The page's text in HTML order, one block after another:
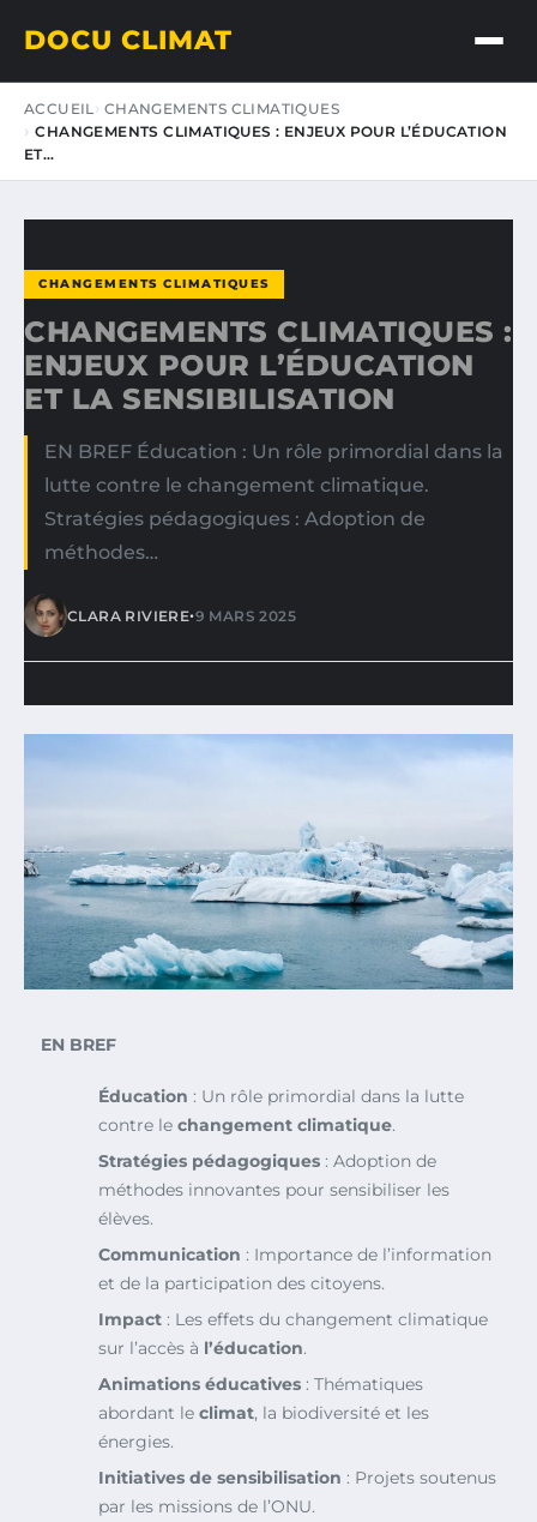
DOCU CLIMAT
ACCUEIL CHANGEMENTS CLIMATIQUES
CHANGEMENTS CLIMATIQUES : ENJEUX POUR L’ÉDUCATION
ET…
CHANGEMENTS CLIMATIQUES
CHANGEMENTS CLIMATIQUES :
ENJEUX POUR L’ÉDUCATION
ET LA SENSIBILISATION
EN BREF Éducation : Un rôle primordial dans la
lutte contre le changement climatique.
Stratégies pédagogiques : Adoption de
méthodes…
CLARA RIVIERE•9 MARS 2025
EN BREF
Éducation : Un rôle primordial dans la lutte
contre le changement climatique.
Stratégies pédagogiques : Adoption de
méthodes innovantes pour sensibiliser les
élèves.
Communication : Importance de l’information
et de la participation des citoyens.
Impact : Les effets du changement climatique
sur l’accès à l’éducation.
Animations éducatives : Thématiques
abordant le climat, la biodiversité et les
énergies.
Initiatives de sensibilisation : Projets soutenus
par les missions de l’ONU.